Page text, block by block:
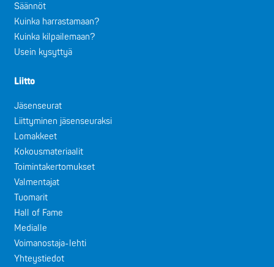
Säännöt
Kuinka harrastamaan?
Kuinka kilpailemaan?
Usein kysyttyä
Liitto
Jäsenseurat
Liittyminen jäsenseuraksi
Lomakkeet
Kokousmateriaalit
Toimintakertomukset
Valmentajat
Tuomarit
Hall of Fame
Medialle
Voimanostaja-lehti
Yhteystiedot